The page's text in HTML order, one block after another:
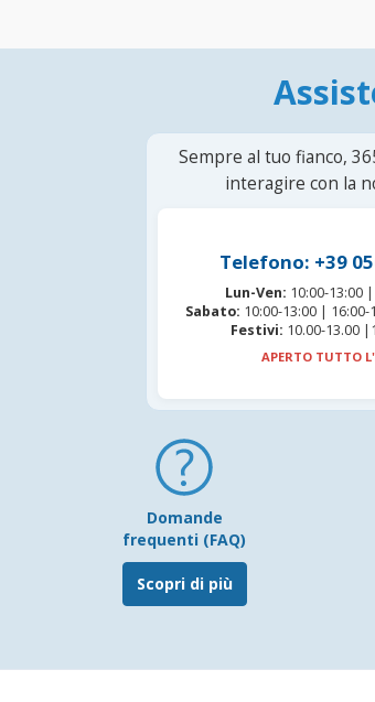
Sempre al tuo fianco,
interagire con la
Telefono: +39
Lun-Ven: 10:00-13:00
Sabato: 10:00-13:00 | 16:00-
Festivi: 10.00-13.00
APERTO TUTTO
Domande
frequenti (FAQ)
Scopri di più